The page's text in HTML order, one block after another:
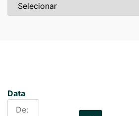
Data